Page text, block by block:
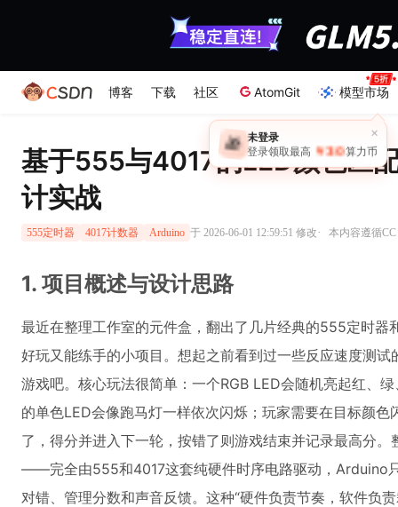
博客 下载 社区 AtomGit 模型市场
基于555与4017的LED颜色匹
计实战
555定时器 4017计数器 Arduino 于 2026-06-01 12:59:51 修改· 本内容遵循
1. 项目概述与设计思路
最近在整理工作室的元件盒，翻出了几片经典的555定时器
好玩又能练手的小项目。想起之前看到过一些反应速度测试
游戏吧。核心玩法很简单：一个RGB LED会随机亮起红、
的单色LED会像跑马灯一样依次闪烁；玩家需要在目标颜
了，得分并进入下一轮，按错了则游戏结束并记录最高分
——完全由555和4017这套纯硬件时序电路驱动，Arduino
对错、管理分数和声音反馈。这种“硬件负责节奏，软件负